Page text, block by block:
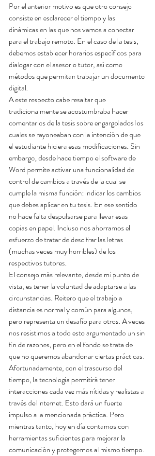
Por el anterior motivo es que otro consejo
consiste en esclarecer el tiempo y las
dinámicas en las que nos vamos a conectar
para el trabajo remoto. En el caso de la tesis,
debemos establecer horarios específicos para
dialogar con el asesor o tutor, así como
métodos que permitan trabajar un documento
digital.
A este respecto cabe resaltar que
tradicionalmente se acostumbraba hacer
comentarios de la tesis sobre engargolados los
cuales se rayoneaban con la intención de que
el estudiante hiciera esas modificaciones. Sin
embargo, desde hace tiempo el software de
Word permite activar una funcionalidad de
control de cambios a través de la cual se
cumple la misma función: indicar los cambios
que debes aplicar en tu tesis. En ese sentido
no hace falta despulsarse para llevar esas
copias en papel. Incluso nos ahorramos el
esfuerzo de tratar de descifrar las letras
(muchas veces muy horribles) de los
respectivos tutores.
El consejo más relevante, desde mi punto de
vista, es tener la voluntad de adaptarse a las
circunstancias. Reitero que el trabajo a
distancia es normal y común para algunos,
pero representa un desafío para otros. A veces
nos resistimos a todo esto argumentado un sin
fin de razones, pero en el fondo se trata de
que no queremos abandonar ciertas prácticas.
Afortunadamente, con el trascurso del
tiempo, la tecnología permitirá tener
interacciones cada vez más nítidas y realistas a
través del internet. Esto dará un fuerte
impulso a la mencionada práctica. Pero
mientras tanto, hoy en día contamos con
herramientas suficientes para mejorar la
comunicación y protegernos al mismo tiempo.